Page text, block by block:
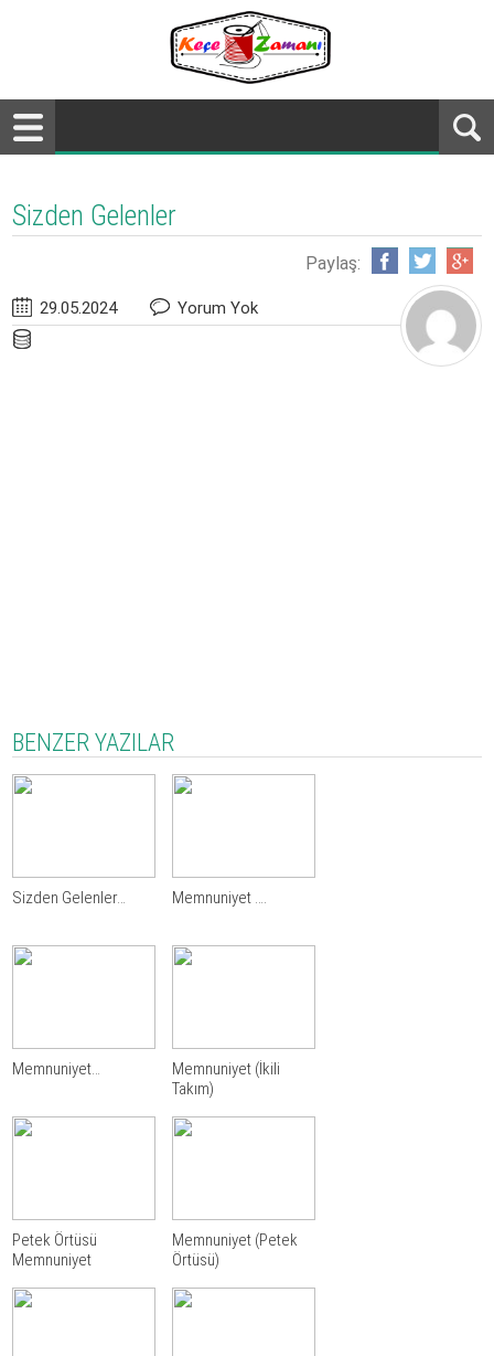
Sizden Gelenler
Paylaş:
29.05.2024 Yorum Yok
BENZER YAZILAR
Sizden Gelenler… Memnuniyet ….
Memnuniyet…
Memnuniyet (İkili
Takım)
Petek Örtüsü
Memnuniyet
Memnuniyet (Petek
Örtüsü)